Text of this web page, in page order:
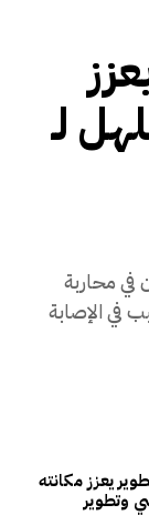
لـ
في محاربة
في الإصابة
يعزز مكانته
وتطوير